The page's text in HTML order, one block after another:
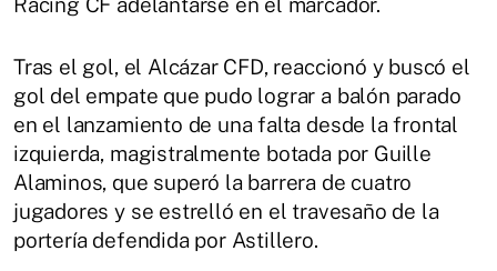
Tras el gol, el Alcázar CFD, reaccionó y buscó el
gol del empate que pudo lograr a balón parado
en el lanzamiento de una falta desde la frontal
izquierda, magistralmente botada por Guille
Alaminos, que superó la barrera de cuatro
jugadores y se estrelló en el travesaño de la
portería defendida por Astillero.